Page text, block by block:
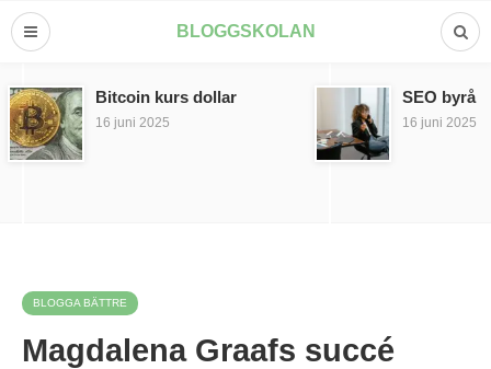
BLOGGSKOLAN
Bitcoin kurs dollar
16 juni 2025
SEO byrå
16 juni 2025
BLOGGA BÄTTRE
Magdalena Graafs succé